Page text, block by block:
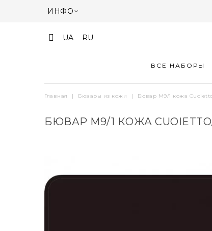
ИНФО
UA RU
ВСЕ НАБОРЫ
Главная | Бювары из кожи | Бювар М9/1 кожа
БЮВАР М9/1 КОЖА